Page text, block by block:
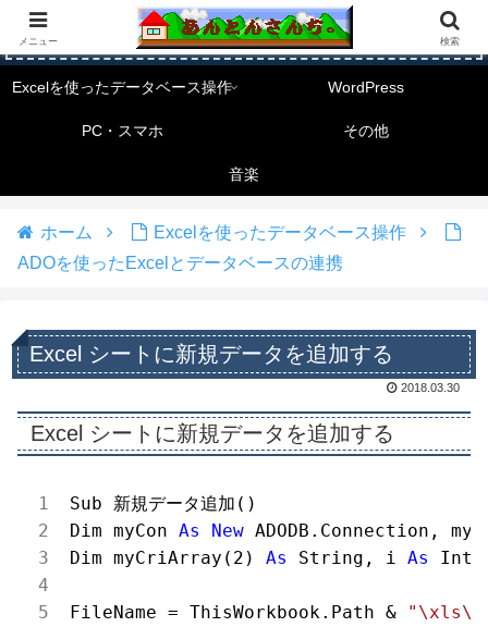
Excelを使ったデータベース操作 WordPress
PC・スマホ その他
音楽
ホーム
Excelを使ったデータベース操作
ADOを使ったExcelとデータベースの連携
Excel シートに新規データを追加する
2018.03.30
Excel シートに新規データを追加する
Sub 新規データ追加()
Dim myCon As New ADODB.Connection,
Dim myCriArray( 2 ) As String, i As
FileName = ThisWorkbook.Path &
メニュー 検索